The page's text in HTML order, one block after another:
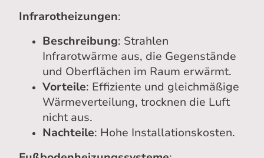
Infrarotheizungen:
Beschreibung: Strahlen
Infrarotwärme aus, die Gegenstände
und Oberflächen im Raum erwärmt.
Vorteile: Effiziente und gleichmäßige
Wärmeverteilung, trocknen die Luft
nicht aus.
Nachteile: Hohe Installationskosten.